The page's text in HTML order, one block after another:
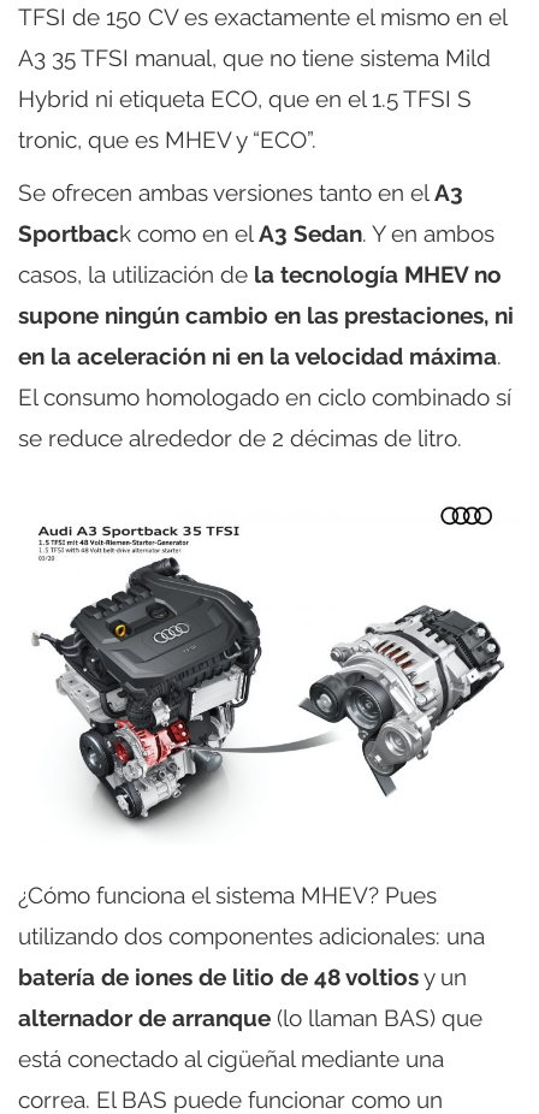
TFSI de 150 CV es exactamente el mismo en el
A3 35 TFSI manual, que no tiene sistema Mild
Hybrid ni etiqueta ECO, que en el 1.5 TFSI S
tronic, que es MHEV y “ECO”.
Se ofrecen ambas versiones tanto en elA3
Sportback como en elA3 Sedan. Y en ambos
casos, la utilización de la tecnología MHEV no
supone ningún cambio en las prestaciones, ni
en la aceleración ni en la velocidad máxima.
El consumo homologado en ciclo combinado sí
se reduce alrededor de 2 décimas de litro.
¿Cómo funciona el sistema MHEV? Pues
utilizando dos componentes adicionales: una
batería de iones de litio de 48 voltiosy un
alternador de arranque (lo llaman BAS) que
está conectado al cigüeñal mediante una
correa. El BAS puede funcionar como un